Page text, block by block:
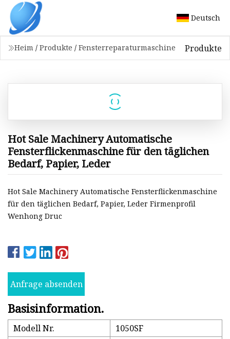
Deutsch
Heim / Produkte / Fensterreparaturmaschine Produkte
Hot Sale Machinery Automatische
Fensterflickenmaschine für den täglichen
Bedarf, Papier, Leder
Hot Sale Machinery Automatische Fensterflickenmaschine
für den täglichen Bedarf, Papier, Leder Firmenprofil
Wenhong Druc
Anfrage absenden
Basisinformation.
Modell Nr.
1050SF